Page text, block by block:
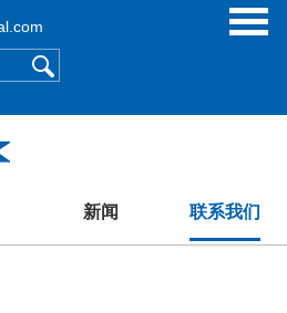
新闻 联系我们